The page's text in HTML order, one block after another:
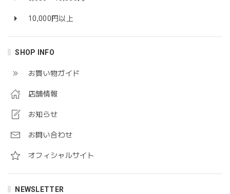
10,000円以上
SHOP INFO
お買い物ガイド
店舗情報
お知らせ
お問い合わせ
オフィシャルサイト
NEWSLETTER